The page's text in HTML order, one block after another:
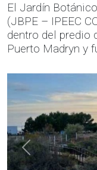
El Jardín
(JBPE – IPEEC
dentro del predio
Puerto Madryn y
Anterior